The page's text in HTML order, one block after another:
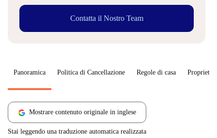
Contatta il Nostro Team
Panoramica Politica di Cancellazione Regole di casa
Mostrare contenuto originale in inglese
Stai leggendo una traduzione automatica realizzata